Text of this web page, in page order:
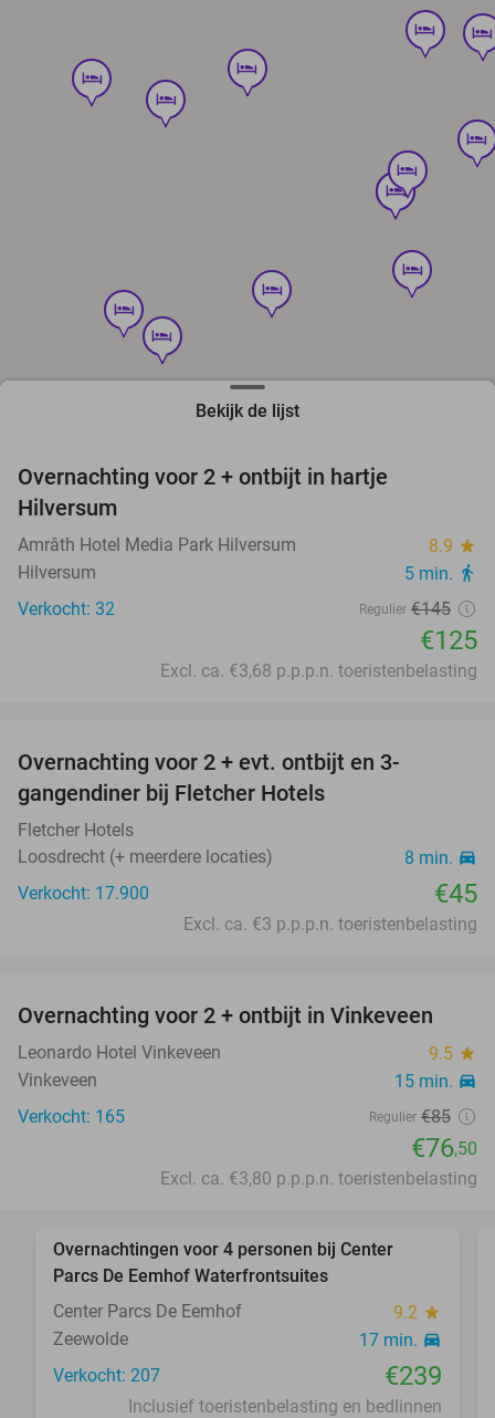
hotel
hotel
hotel
hotel
hotel
hotel
hotel
hotel
hotel
hotel
hotel
hotel
hotel
Bekijk de lijst
Overnachting voor 2 + ontbijt in hartje
Hilversum
Amrâth Hotel Media Park Hilversum 8.9 star
Hilversum 5 min. directions_walk
Verkocht: 32 Regulier €145
€125
Excl. ca. €3,68 p.p.p.n. toeristenbelasting
Overnachting voor 2 + evt. ontbijt en 3-
gangendiner bij Fletcher Hotels
Fletcher Hotels
Loosdrecht (+ meerdere locaties)
8 min. directions_car
Verkocht: 17.900 €45
Excl. ca. €3 p.p.p.n. toeristenbelasting
10%
Overnachting voor 2 + ontbijt in Vinkeveen
Leonardo Hotel Vinkeveen 9.5 star
Vinkeveen 15 min. directions_car
Verkocht: 165 Regulier €85
€76,50
Excl. ca. €3,80 p.p.p.n. toeristenbelasting
Overnachtingen voor 4 personen bij Center
Parcs De Eemhof Waterfrontsuites
Center Parcs De Eemhof
9.2 star
Zeewolde 17 min. directions_car
Verkocht: 207 €239
Inclusief toeristenbelasting en bedlinnen